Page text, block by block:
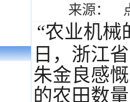
来源：
“农业机械
日，浙江
朱金良感
的农田数